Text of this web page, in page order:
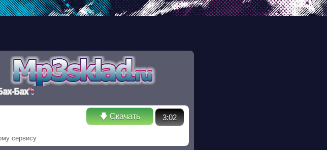
No such file or directory in /ssd/www/mp3sklad.ru/poisk.php on line 110 Warning:
Бах":
🡇 Скачать 3:02
сервису